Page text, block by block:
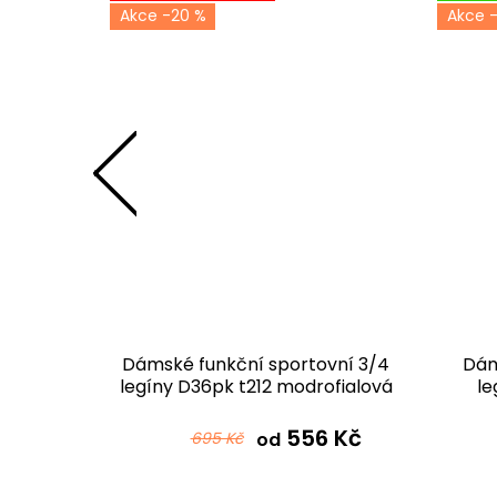
-20 %
Dámské funkční sportovní 3/4
legíny D36pk t212 modrofialová
695 Kč od556 Kč